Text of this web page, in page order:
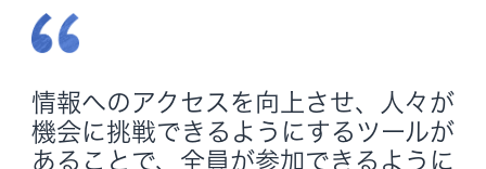
情報へのアクセスを向上させ、人々が
機会に挑戦できるようにするツールが
あることで、全員が参加できるように